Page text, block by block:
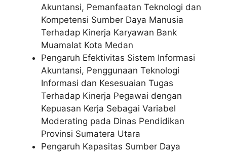
Akuntansi, Pemanfaatan Teknologi dan
Kompetensi Sumber Daya Manusia
Terhadap Kinerja Karyawan Bank
Muamalat Kota Medan
Pengaruh Efektivitas Sistem Informasi
Akuntansi, Penggunaan Teknologi
Informasi dan Kesesuaian Tugas
Terhadap Kinerja Pegawai dengan
Kepuasan Kerja Sebagai Variabel
Moderating pada Dinas Pendidikan
Provinsi Sumatera Utara
Pengaruh Kapasitas Sumber Daya